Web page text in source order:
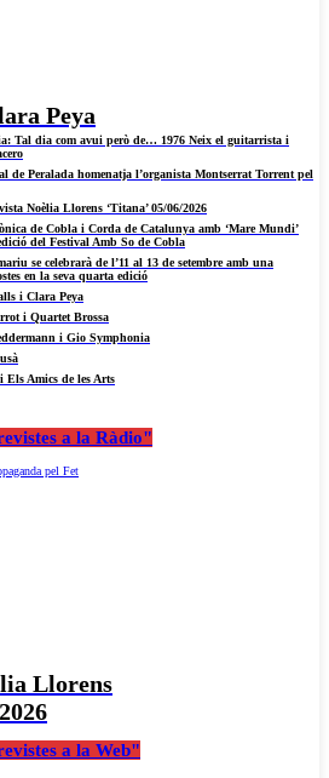
Peya
Tal dia com avui però de… 1976 Neix el guitarrista i
de Peralada homenatja l’organista Montserrat Torrent pel
Noèlia Llorens ‘Titana’ 05/06/2026
de Cobla i Corda de Catalunya amb ‘Mare Mundi’
del Festival Amb So de Cobla
se celebrarà de l’11 al 13 de setembre amb una
en la seva quarta edició
i Clara Peya
i Quartet Brossa
i Gio Symphonia
Els Amics de les Arts
a la Ràdio"
Llorens
a la Web"